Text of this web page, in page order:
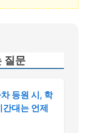
질문
등원 시, 학
간대는 언제